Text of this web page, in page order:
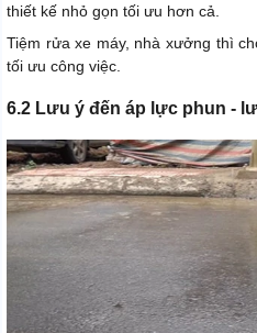
thiết kế nhỏ gọn tối ưu hơn cả.
Tiệm rửa xe máy, nhà xưởng thì
tối ưu công việc.
6.2 Lưu ý đến áp lực phun -